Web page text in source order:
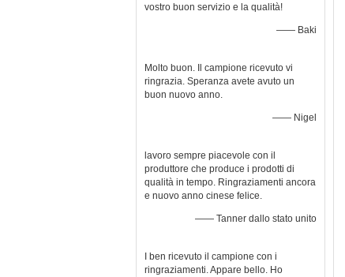
vostro buon servizio e la qualità!
—— Baki
Molto buon. Il campione ricevuto vi
ringrazia. Speranza avete avuto un
buon nuovo anno.
—— Nigel
lavoro sempre piacevole con il
produttore che produce i prodotti di
qualità in tempo. Ringraziamenti ancora
e nuovo anno cinese felice.
—— Tanner dallo stato unito
I ben ricevuto il campione con i
ringraziamenti. Appare bello. Ho